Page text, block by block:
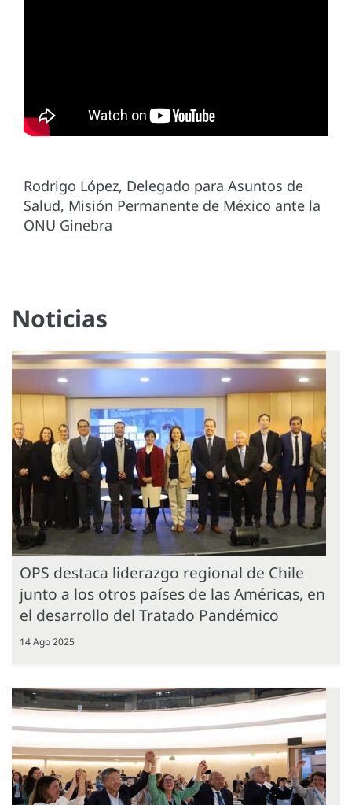
Rodrigo López, Delegado para Asuntos de
Salud, Misión Permanente de México ante la
ONU Ginebra
Noticias
OPS destaca liderazgo regional de Chile
junto a los otros países de las Américas, en
el desarrollo del Tratado Pandémico
14 Ago 2025